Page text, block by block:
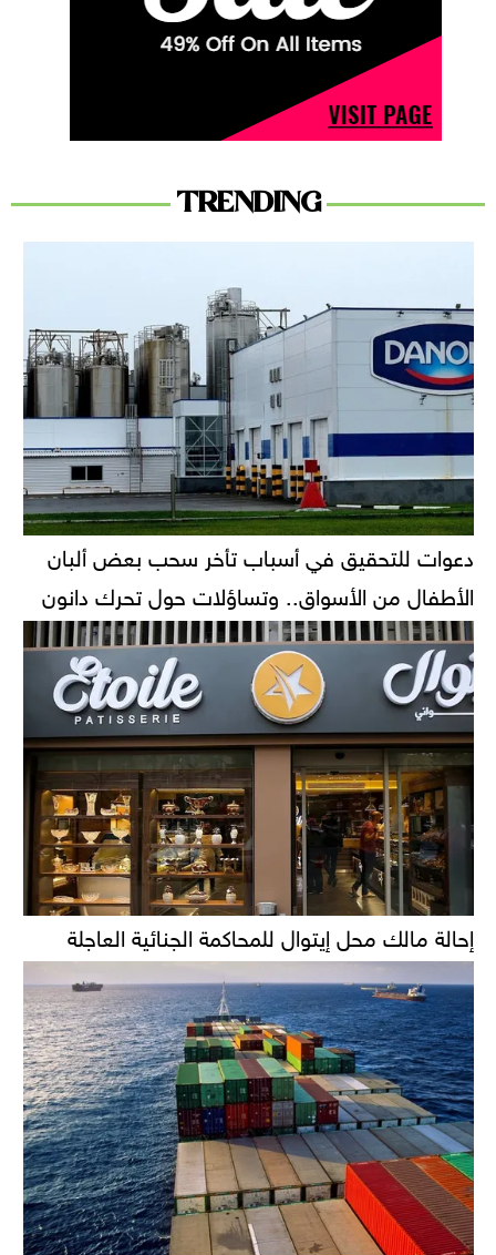
TRENDING
دعوات للتحقيق في أسباب تأخر سحب بعض ألبان
الأطفال من الأسواق.. وتساؤلات حول تحرك دانون
إحالة مالك محل إيتوال للمحاكمة الجنائية العاجلة